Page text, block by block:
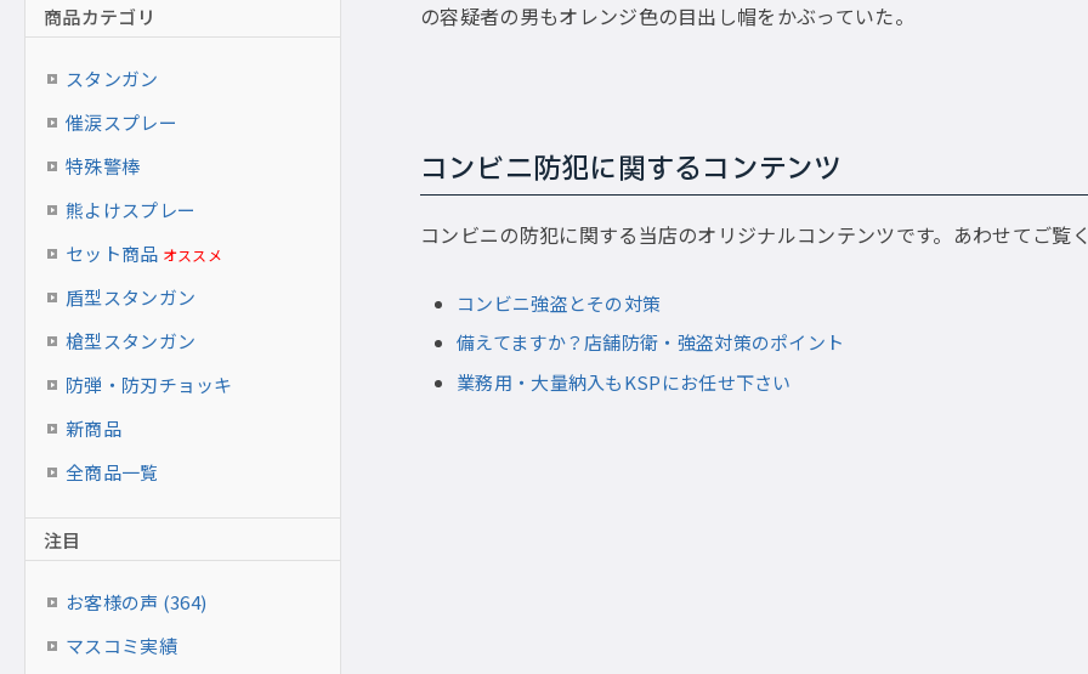
の容疑者の男もオレンジ色の目出し帽をかぶっていた。
コンビニ防犯に関するコンテンツ
コンビニの防犯に関する当店のオリジナルコンテンツです。あわせてご覧く
コンビニ強盗とその対策
備えてますか？店舗防衛・強盗対策のポイント
業務用・大量納入もKSPにお任せ下さい
商品カテゴリ
スタンガン
催涙スプレー
特殊警棒
熊よけスプレー
セット商品 オススメ
盾型スタンガン
槍型スタンガン
防弾・防刃チョッキ
新商品
全商品一覧
注目
お客様の声 (364)
マスコミ実績